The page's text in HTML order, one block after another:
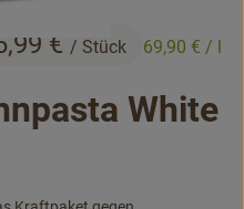
White
€ / Stück 69,90 € / l